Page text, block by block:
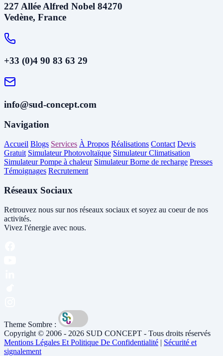
227 Allée Alfred Nobel 84270
Vedène, France
+33 (0)4 90 83 63 29
info@sud-concept.com
Navigation
Accueil Blogs Services À Propos Réalisations Contact Devis
Gratuit Simulateur Photovoltaïque Simulateur Climatisation
Simulateur Pompe à chaleur Simulateur Borne de recharge Presses
Témoignages Recrutement
Réseaux Sociaux
Retrouvez nous sur nos réseaux sociaux et soyez au coeur de nos
activités.
Vivez l'énergie avec nous.
Theme Sombre :
Copyright © 2006 - 2026 SUD CONCEPT - Tous droits réservés
Mentions Légales Et Politique De Confidentialité | Sécurité et
signalement